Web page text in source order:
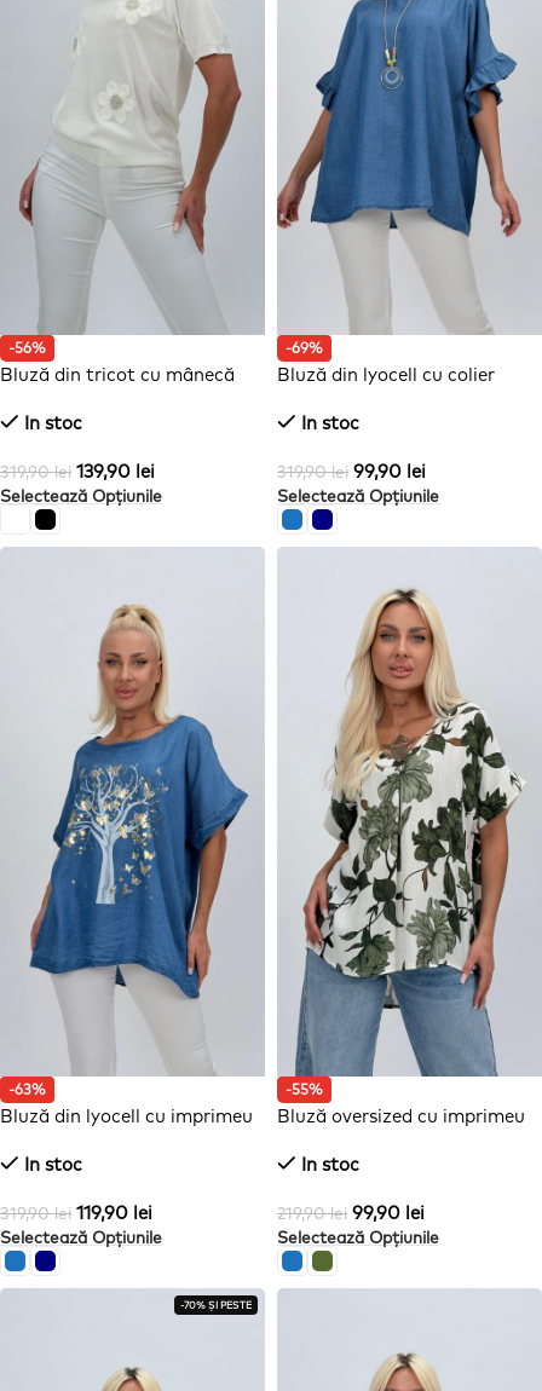
-56%
Bluză din tricot cu mânecă
In stoc
319,90lei 139,90 lei
Selectează Opțiunile
-69%
Bluză din lyocell cu colier
In stoc
319,90lei 99,90 lei
Selectează Opțiunile
-63%
Bluză din lyocell cu imprimeu
In stoc
319,90lei 119,90 lei
Selectează Opțiunile
-55%
Bluză oversized cu imprimeu
In stoc
219,90lei 99,90 lei
Selectează Opțiunile
-70% ȘI PESTE